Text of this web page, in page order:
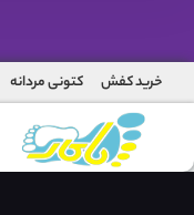
خرید کفش کتونی مردانه